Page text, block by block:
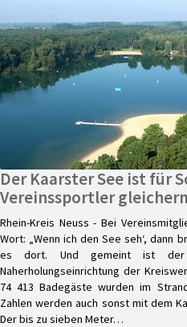
Der Kaarster See ist für
Vereinssportler
Rhein-Kreis Neuss - Bei
Wort: „Wenn ich den See seh‘, dann
es dort. Und gemeint ist der
Naherholungseinrichtung der
74 413 Badegäste wurden im
Zahlen werden auch sonst mit dem
Der bis zu sieben Meter…